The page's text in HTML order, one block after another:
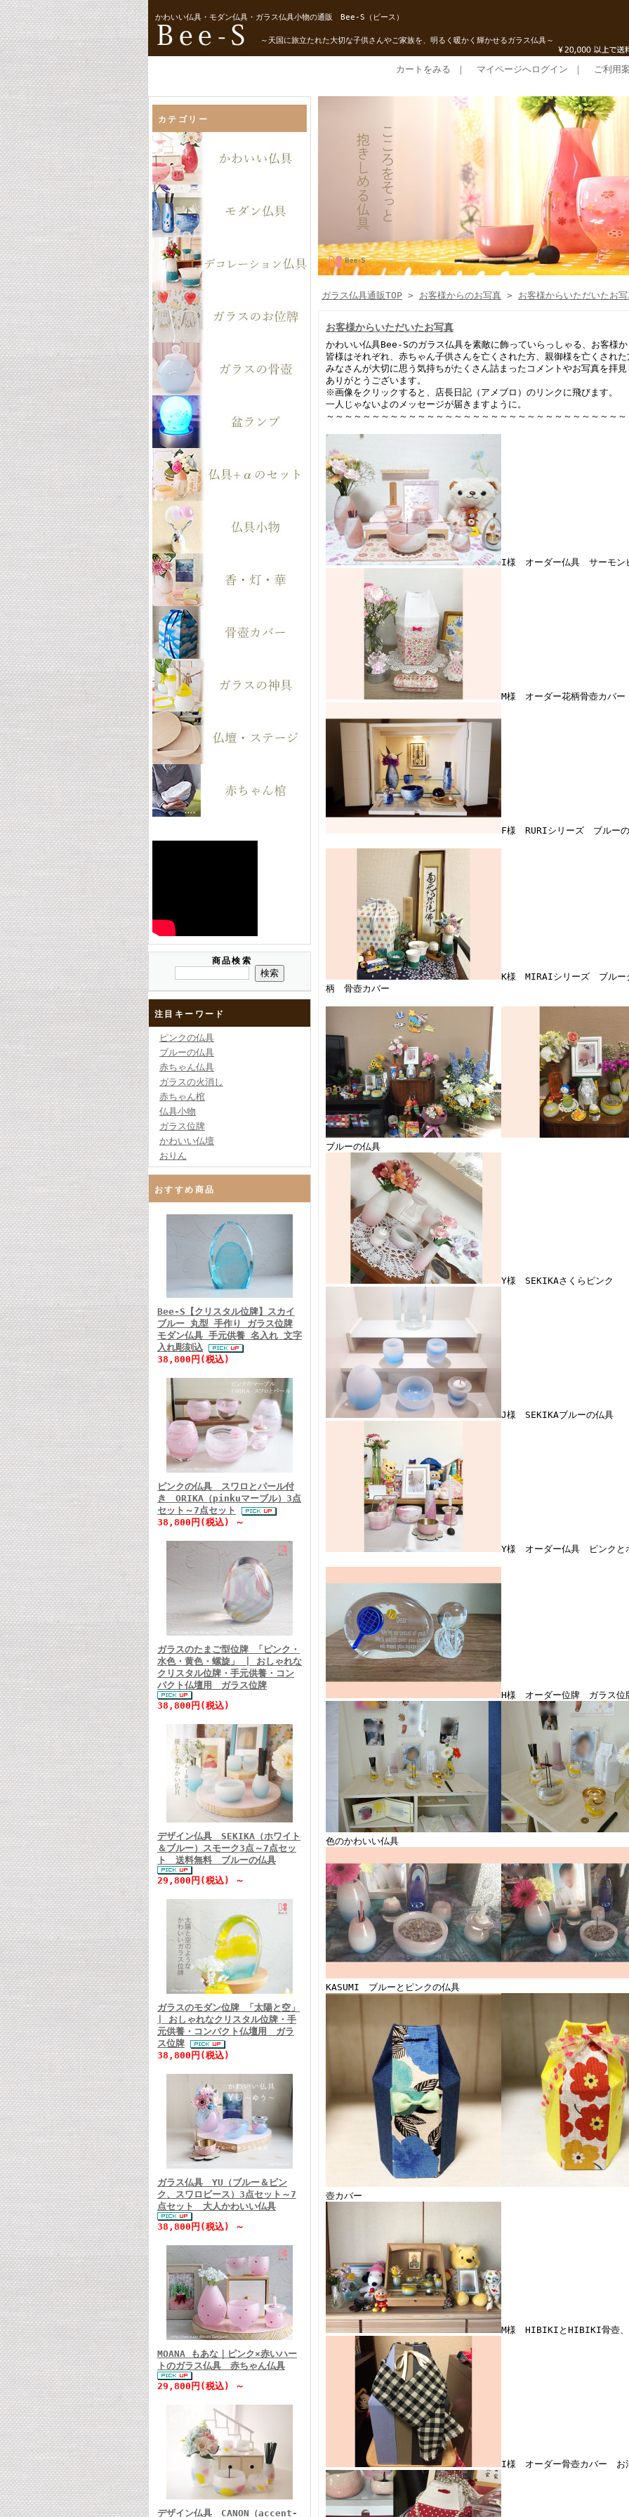
かわいい仏具・モダン仏具・ガラス仏具小物の通販 Bee-S（ビース）
～天国に旅立たれた大切な子供さんやご家族を、明るく暖かく輝かせるガラス仏具～
カートをみる ｜ マイページへログイン ｜ ご利用
カテゴリー
商品検索
注目キーワード
ピンクの仏具
ブルーの仏具
赤ちゃん仏具
ガラスの火消し
赤ちゃん棺
仏具小物
ガラス位牌
かわいい仏壇
おりん
おすすめ商品
Bee-S【クリスタル位牌】スカイ
ブルー 丸型 手作り ガラス位牌
モダン仏具 手元供養 名入れ 文字
入れ彫刻込
38,800円(税込)
ピンクの仏具 スワロとパール付
き ORIKA（pinkuマーブル）3点
セット～7点セット
38,800円(税込) ～
ガラスのたまご型位牌 「ピンク・
水色・黄色・螺旋」 | おしゃれな
クリスタル位牌・手元供養・コン
パクト仏壇用 ガラス位牌
38,800円(税込)
デザイン仏具 SEKIKA（ホワイト
＆ブルー）スモーク3点～7点セッ
ト 送料無料 ブルーの仏具
29,800円(税込) ～
ガラスのモダン位牌 「太陽と空」
| おしゃれなクリスタル位牌・手
元供養・コンパクト仏壇用 ガラ
ス位牌
38,800円(税込)
ガラス仏具 YU（ブルー＆ピン
ク、スワロビース）3点セット～7
点セット 大人かわいい仏具
38,800円(税込) ～
MOANA もあな｜ピンク×赤いハー
トのガラス仏具 赤ちゃん仏具
29,800円(税込) ～
デザイン仏具 CANON（accent-
ガラス仏具通販TOP > お客様からのお写真 > お客様からいただいたお
お客様からいただいたお写真
かわいい仏具Bee-Sのガラス仏具を素敵に飾っていらっしゃる、お客様
皆様はそれぞれ、赤ちゃん子供さんを亡くされた方、親御様を亡くされ
みなさんが大切に思う気持ちがたくさん詰まったコメントやお写真を拝
ありがとうございます。
※画像をクリックすると、店長日記（アメブロ）のリンクに飛びます。
一人じゃないよのメッセージが届きますように。
～～～～～～～～～～～～～～～～～～～～～～～～～～～～～～～～
I様 オーダー仏具 サーモン
M様 オーダー花柄骨壺カバー
F様 RURIシリーズ ブルー
K様 MIRAIシリーズ ブルー
柄 骨壺カバー
ブルーの仏具
Y様 SEKIKAさくらピンク
J様 SEKIKAブルーの仏具
Y様 オーダー仏具 ピンクと
H様 オーダー位牌 ガラス位
色のかわいい仏具
KASUMI ブルーとピンクの仏具
壺カバー
M様 HIBIKIとHIBIKI骨壺、
I様 オーダー骨壺カバー お